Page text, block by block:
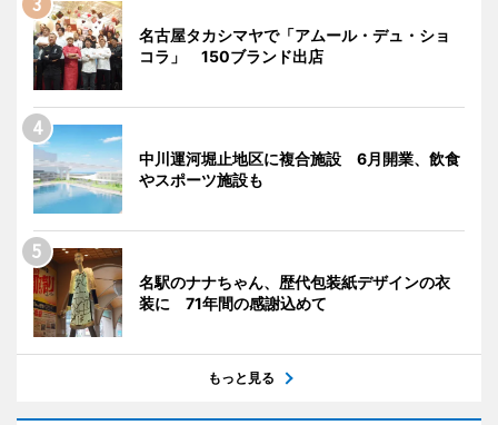
名古屋タカシマヤで「アムール・デュ・ショ
コラ」 150ブランド出店
中川運河堀止地区に複合施設 6月開業、飲食
やスポーツ施設も
名駅のナナちゃん、歴代包装紙デザインの衣
装に 71年間の感謝込めて
もっと見る